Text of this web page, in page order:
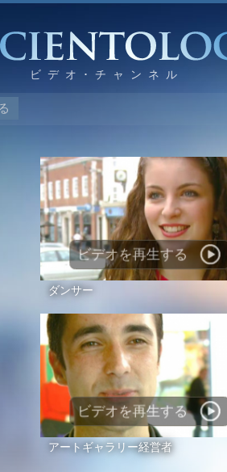
ビデオを再生する
ダンサー
ビデオを再生する
アートギャラリー経営者